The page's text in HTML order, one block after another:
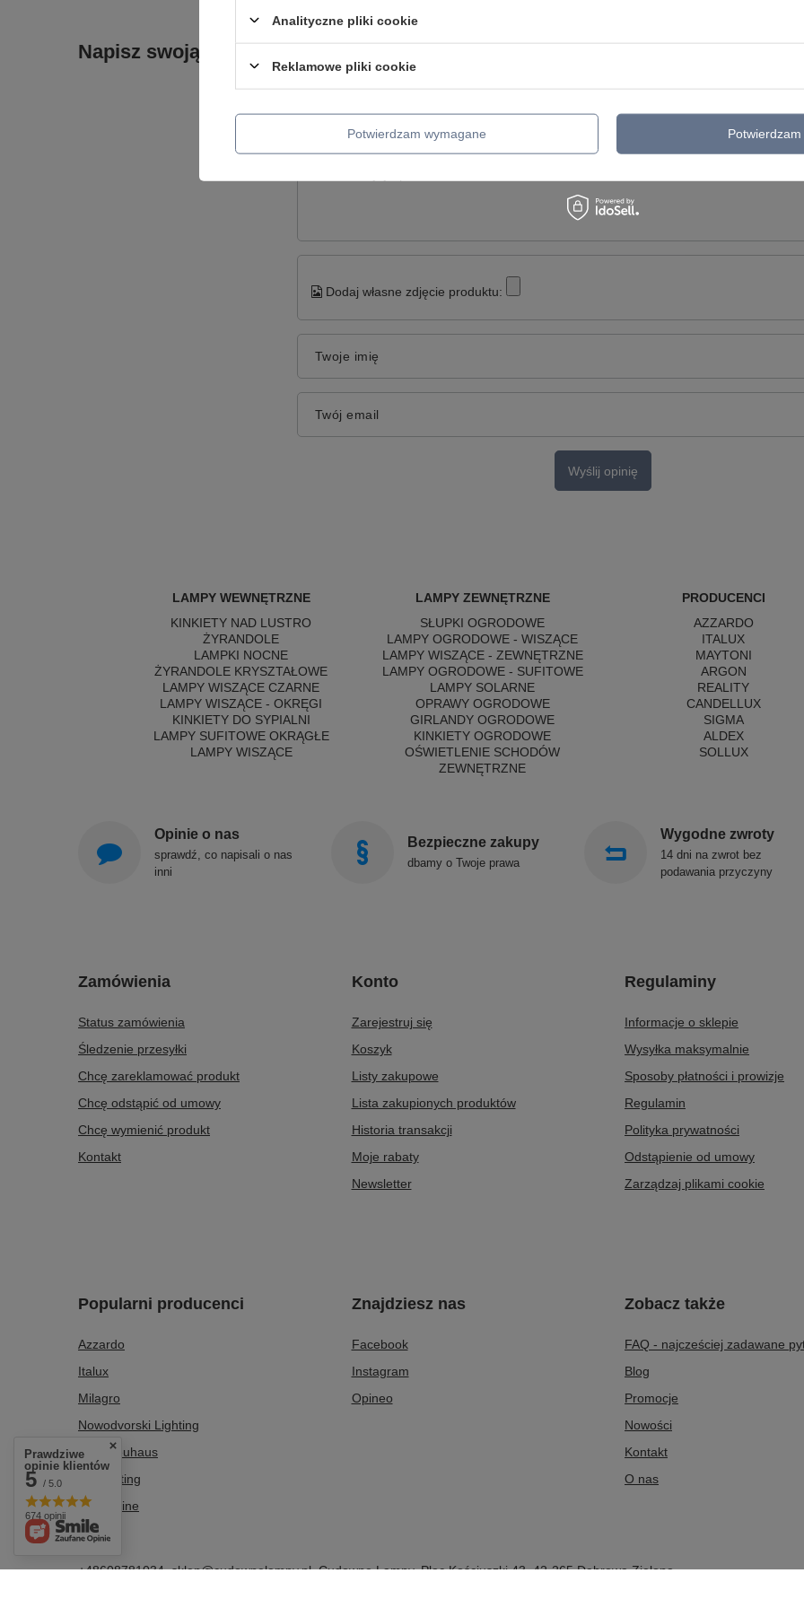
Napisz swoją opinię
5/5
Dodaj własne zdjęcie produktu:
Twoje imię
Twój email
Wyślij opinię
LAMPY WEWNĘTRZNE
KINKIETY NAD LUSTRO
ŻYRANDOLE
LAMPKI NOCNE
ŻYRANDOLE KRYSZTAŁOWE
LAMPY WISZĄCE CZARNE
LAMPY WISZĄCE - OKRĘGI
KINKIETY DO SYPIALNI
LAMPY SUFITOWE OKRĄGŁE
LAMPY WISZĄCE
LAMPY ZEWNĘTRZNE
SŁUPKI OGRODOWE
LAMPY OGRODOWE - WISZĄCE
LAMPY WISZĄCE - ZEWNĘTRZNE
LAMPY OGRODOWE - SUFITOWE
LAMPY SOLARNE
OPRAWY OGRODOWE
GIRLANDY OGRODOWE
KINKIETY OGRODOWE
OŚWIETLENIE SCHODÓW
ZEWNĘTRZNE
PRODUCENCI
AZZARDO
ITALUX
MAYTONI
ARGON
REALITY
CANDELLUX
SIGMA
ALDEX
SOLLUX
Opinie o nas
sprawdź, co napisali o nas
inni
Bezpieczne zakupy
dbamy o Twoje prawa
Wygodne zwroty
14 dni na zwrot bez
podawania przyczyny
Zamówienia
Status zamówienia
Śledzenie przesyłki
Chcę zareklamować produkt
Chcę odstąpić od umowy
Chcę wymienić produkt
Kontakt
Konto
Zarejestruj się
Koszyk
Listy zakupowe
Lista zakupionych produktów
Historia transakcji
Moje rabaty
Newsletter
Regulaminy
Informacje o sklepie
Wysyłka maksymalnie
Sposoby płatności i prowizje
Regulamin
Polityka prywatności
Odstąpienie od umowy
Zarządzaj plikami cookie
Popularni producenci
Azzardo
Italux
Milagro
Nowodvorski Lighting
Paul Neuhaus
Tk Lighting
Zuma Line
Znajdziesz nas
Facebook
Instagram
Opineo
Zobacz także
FAQ - najcześciej zadawane
Blog
Promocje
Nowości
Kontakt
O nas
+48608781034 sklep@cudownelampy.pl Cudowne Lampy,Plac Kościuszki 43,42-265Dąbrowa Zielona
Prawdziwe
opinie klientów
5 / 5.0
674 opinii
Analityczne pliki cookie
Reklamowe pliki cookie
Potwierdzam wymagane